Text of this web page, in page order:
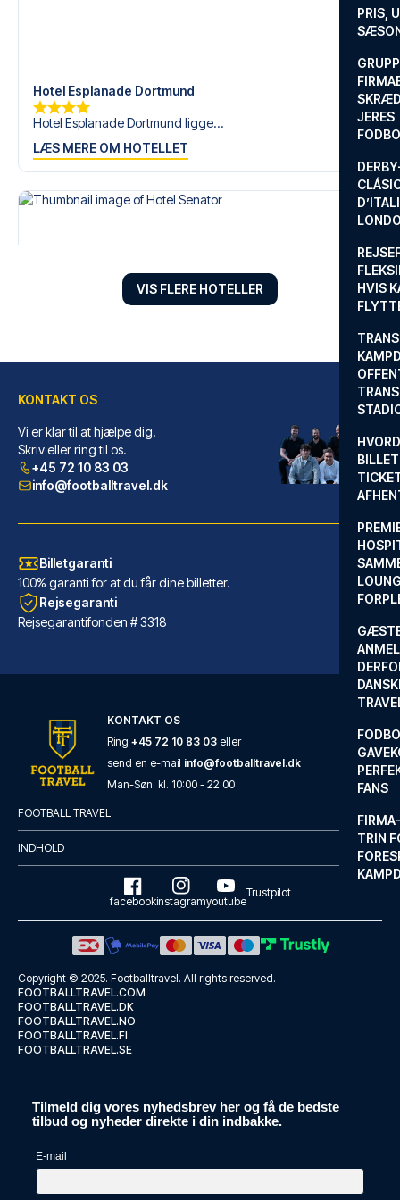
PRIS,
JERES
HVIS
FANS
TRIN
Hotel Esplanade Dortmund
Hotel Esplanade Dortmund ligge...
LÆS MERE OM HOTELLET
Hotel Senator
Med et ophold ved Hotel Senato...
LÆS MERE OM HOTELLET
Radisson Blu Hotel Dortmund
Med et ophold ved Radisson Blu...
LÆS MERE OM HOTELLET
LÆS MERE OM HOTELLET
VIS FLERE HOTELLER
KONTAKT OS
Vi er klar til at hjælpe dig.
Skriv eller ring til os.
+45 72 10 83 03
info@footballtravel.dk
Billetgaranti
100% garanti for at du får dine billetter.
Rejsegaranti
Rejsegarantifonden # 3318
KONTAKT OS
Ring +45 72 10 83 03 eller
send en e-mail info@footballtravel.dk
Man-Søn: kl. 10:00 - 22:00
FOOTBALL TRAVEL:
INDHOLD
facebookinstagramyoutube
Trustpilot
Copyright © 2025. Footballtravel. All rights reserved.
FOOTBALLTRAVEL.COM
FOOTBALLTRAVEL.DK
FOOTBALLTRAVEL.NO
FOOTBALLTRAVEL.FI
FOOTBALLTRAVEL.SE
Tilmeld dig vores nyhedsbrev her og få de bedste
tilbud og nyheder direkte i din indbakke.
E-mail